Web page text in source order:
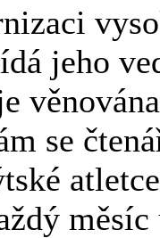
jeho
se